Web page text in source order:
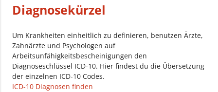
Diagnosekürzel
Um Krankheiten einheitlich zu definieren, benutzen Ärzte,
Zahnärzte und Psychologen auf
Arbeitsunfähigkeitsbescheinigungen den
Diagnoseschlüssel ICD-10. Hier findest du die Übersetzung
der einzelnen ICD-10 Codes.
ICD-10 Diagnosen finden